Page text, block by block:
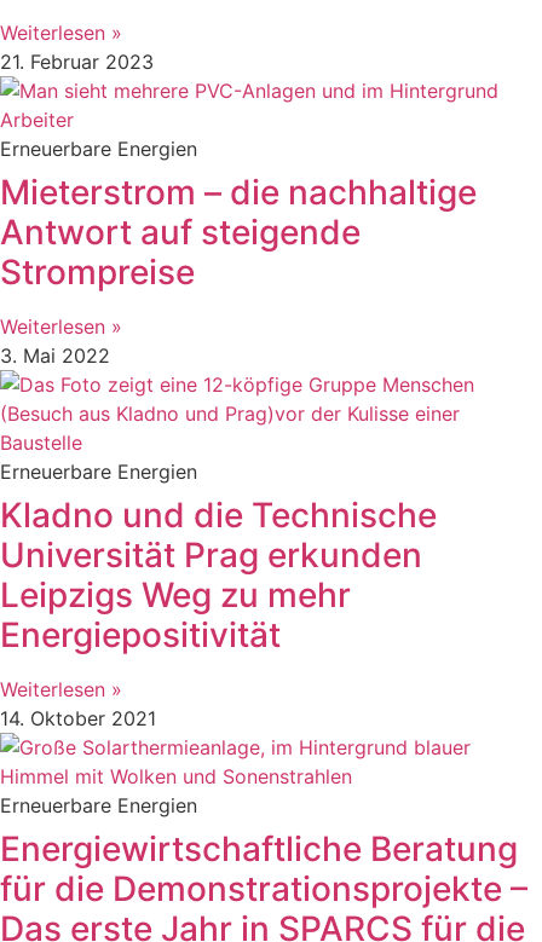
Weiterlesen »
21. Februar 2023
Erneuerbare Energien
Mieterstrom – die nachhaltige
Antwort auf steigende
Strompreise
Weiterlesen »
3. Mai 2022
Erneuerbare Energien
Kladno und die Technische
Universität Prag erkunden
Leipzigs Weg zu mehr
Energiepositivität
Weiterlesen »
14. Oktober 2021
Erneuerbare Energien
Energiewirtschaftliche Beratung
für die Demonstrationsprojekte –
Das erste Jahr in SPARCS für die